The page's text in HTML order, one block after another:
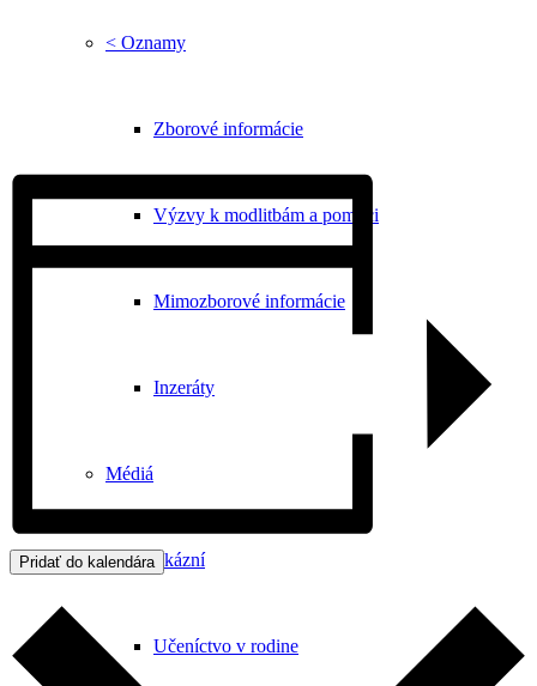
< Oznamy
Zborové informácie
Výzvy k modlitbám a pomoci
Mimozborové informácie
Inzeráty
Médiá
< Série kázní
Učeníctvo v rodine
Pridať do kalendára